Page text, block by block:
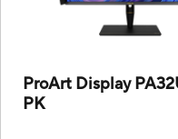
ProArt Display
PK